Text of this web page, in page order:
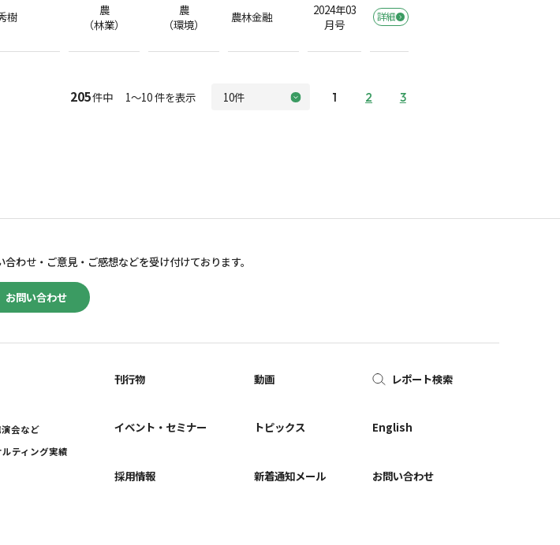
樹
農
（林業）
農
（環境）
農林金融
2024年03
月号
詳細
205件中 1～10 件を表示 1 2 3
お問い合わせ
わせ・ ご意見・ご感想などを受け付けております。
会など
ティング実績
刊行物
イベント・セミナー
採用情報
動画
トピックス
新着通知メール
レポート検索
English
お問い合わせ